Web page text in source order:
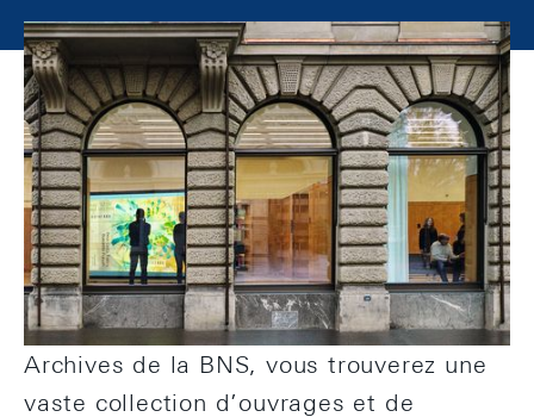
Bienvenue à la Banque nationale suisse.
Au Forum BNS, le centre de conférences
au siège de Zurich, la BNS organise des
conférences et des séminaires pour un
public aussi bien interne qu’externe. Le
Forum BNS offre également des espaces
de travail. À la bibliothèque et aux
Archives de la BNS, vous trouverez une
vaste collection d’ouvrages et de